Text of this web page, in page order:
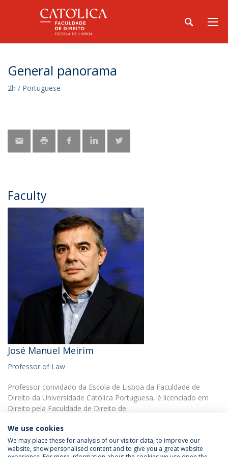
General panorama
2h / Portuguese
Faculty
José Manuel Meirim
Professor of Law
Professor convidado da Escola de Lisboa da Faculdade de
Direito da Universidade Católica Portuguesa, é licenciado em
Direito pela Faculdade de Direito de…
We use cookies
We may place these for analysis of our visitor data, to improve our
website, show personalised content and to give you a great website